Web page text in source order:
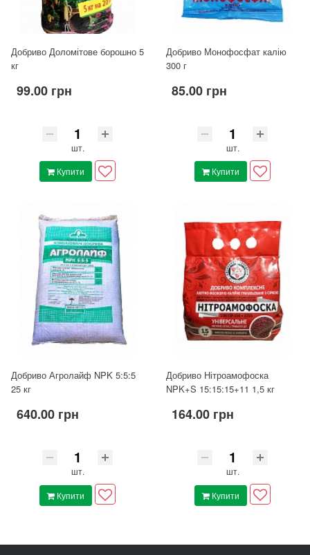
Добриво Доломітове борошно 5
кг
99.00 грн
шт.
Купити
Добриво Монофосфат калію
300 г
85.00 грн
шт.
Купити
Добриво Агролайф NPK 5:5:5
25 кг
640.00 грн
шт.
Купити
Добриво Нітроамофоска
NPK+S 15:15:15+11 1,5 кг
164.00 грн
шт.
Купити